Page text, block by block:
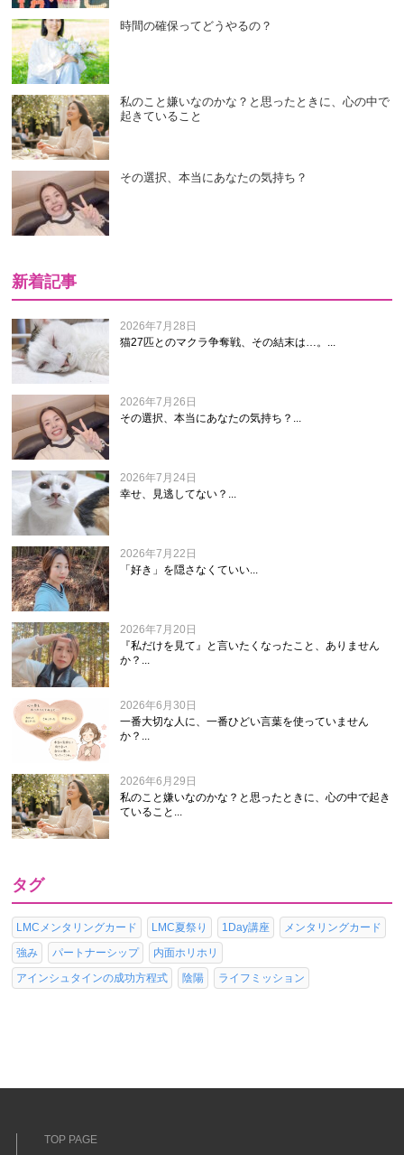
時間の確保ってどうやるの？
私のこと嫌いなのかな？と思ったときに、心の中で
起きていること
その選択、本当にあなたの気持ち？
新着記事
2026年7月28日
猫27匹とのマクラ争奪戦、その結末は…。...
2026年7月26日
その選択、本当にあなたの気持ち？...
2026年7月24日
幸せ、見逃してない？...
2026年7月22日
「好き」を隠さなくていい...
2026年7月20日
『私だけを見て』と言いたくなったこと、ありません
か？...
2026年6月30日
一番大切な人に、一番ひどい言葉を使っていません
か？...
2026年6月29日
私のこと嫌いなのかな？と思ったときに、心の中で起き
ていること...
タグ
LMCメンタリングカード LMC夏祭り 1Day講座
メンタリングカード
強み
パートナーシップ
内面ホリホリ
アインシュタインの成功方程式
陰陽 ライフミッション
TOP PAGE